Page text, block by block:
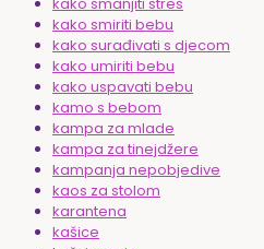
kako smiriti bebu
kako surađivati s djecom
kako umiriti bebu
kako uspavati bebu
kamo s bebom
kampa za mlade
kampa za tinejdžere
kampanja nepobjedive
kaos za stolom
karantena
kašice